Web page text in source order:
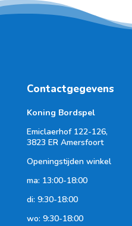
Contactgegevens
Koning Bordspel
Emiclaerhof 122-126,
3823 ER Amersfoort
Openingstijden winkel
ma: 13:00-18:00
di: 9:30-18:00
wo: 9:30-18:00